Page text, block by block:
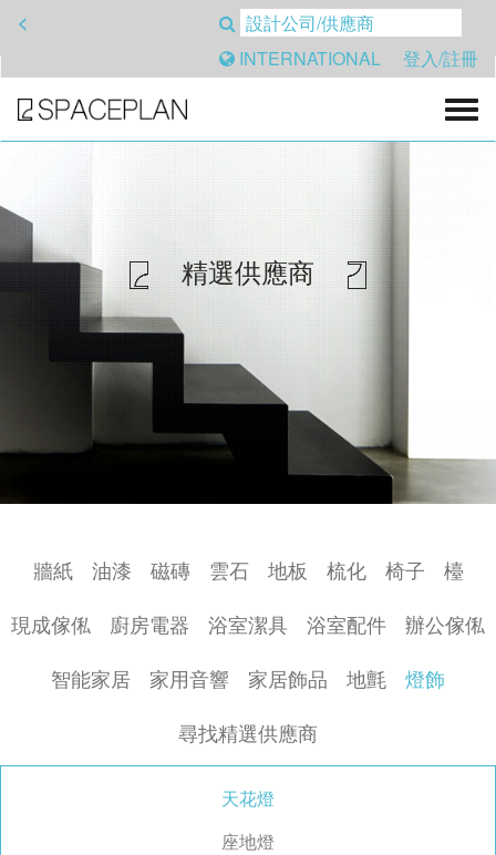
<
INTERNATIONAL
登入/註冊
精選供應商
牆紙 油漆 磁磚 雲石 地板 梳化 椅子
檯
現成傢俬
廚房電器 浴室潔具 浴室配件
辦公傢俬
智能家居
家用音響 家居飾品 地氈
燈飾
尋找精選供應商
天花燈
座地燈